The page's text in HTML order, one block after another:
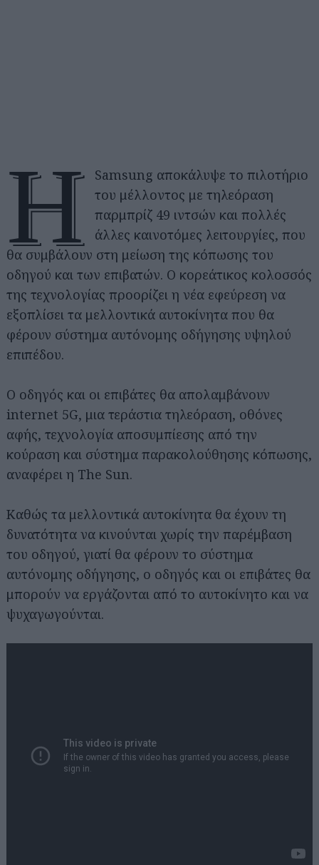
Η
Samsung αποκάλυψε το πιλοτήριο
του μέλλοντος με τηλεόραση
παρμπρίζ 49 ιντσών και πολλές
άλλες καινοτόμες λειτουργίες, που
θα συμβάλουν στη μείωση της κόπωσης του
οδηγού και των επιβατών. Ο κορεάτικος κολοσσός
της τεχνολογίας προορίζει η νέα εφεύρεση να
εξοπλίσει τα μελλοντικά αυτοκίνητα που θα
φέρουν σύστημα αυτόνομης οδήγησης υψηλού
επιπέδου.
Ο οδηγός και οι επιβάτες θα απολαμβάνουν
internet 5G, μια τεράστια τηλεόραση, οθόνες
αφής, τεχνολογία αποσυμπίεσης από την
κούραση και σύστημα παρακολούθησης κόπωσης,
αναφέρει η The Sun.
Καθώς τα μελλοντικά αυτοκίνητα θα έχουν τη
δυνατότητα να κινούνται χωρίς την παρέμβαση
του οδηγού, γιατί θα φέρουν το σύστημα
αυτόνομης οδήγησης, ο οδηγός και οι επιβάτες θα
μπορούν να εργάζονται από το αυτοκίνητο και να
ψυχαγωγούνται.